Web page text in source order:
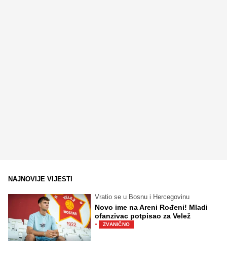
NAJNOVIJE VIJESTI
Vratio se u Bosnu i Hercegovinu
Novo ime na Areni Rođeni! Mladi
ofanzivac potpisao za Velež
· ZVANIČNO